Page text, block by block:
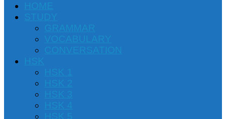
HOME
STUDY
GRAMMAR
VOCABULARY
CONVERSATION
HSK
HSK 1
HSK 2
HSK 3
HSK 4
HSK 5